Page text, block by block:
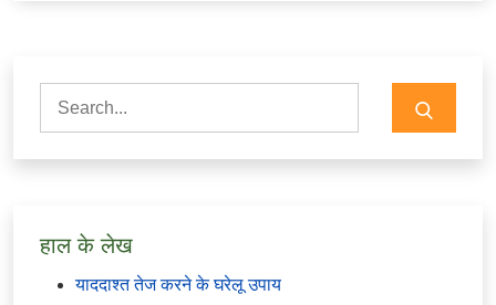
Search
for:
हाल के लेख
याददाश्त तेज करने के घरेलू उपाय